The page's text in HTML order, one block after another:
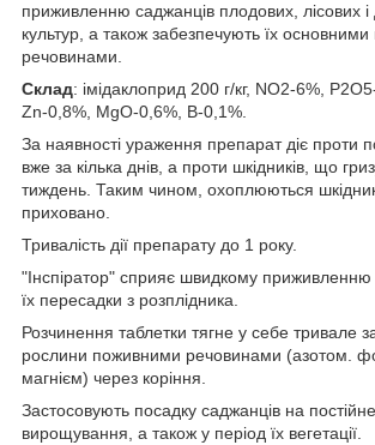
приживленню саджанців плодових, лісових і
культур, а також забезпечують їх
речовинами.
Склад: імідаклоприд 200 г/кг, NO2-6%,
Zn-0,8%, MgO-0,6%, B-0,1%.
За наявності ураження препарат діє проти
вже за кілька днів, а проти шкідників, що
тиждень. Таким чином, охоплюються
приховано.
Тривалість дії препарату до 1 року.
"Інспіратор" сприяє швидкому приживленню
їх пересадки з розплідника.
Розчинення таблетки тягне у себе тривале
рослини поживними речовинами (азотом.
магнієм) через коріння.
Застосовують посадку саджанців на
вирощування, а також у період їх вегетації.